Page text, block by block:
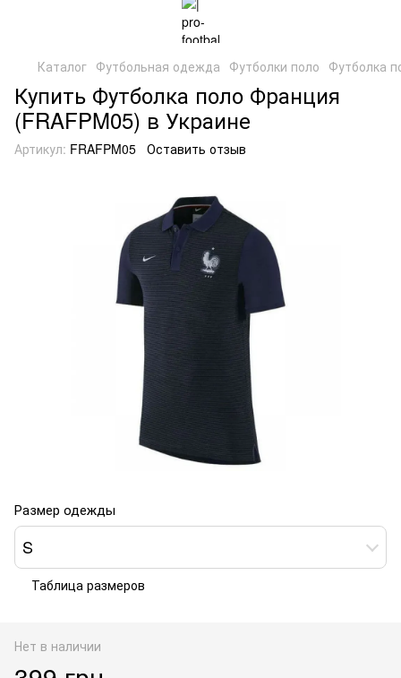
Каталог Футбольная одежда Футболки поло Футболка
Купить Футболка поло Франция
(FRAFPM05) в Украине
Артикул: FRAFPM05 Оставить отзыв
Размер одежды
S
Таблица размеров
Нет в наличии